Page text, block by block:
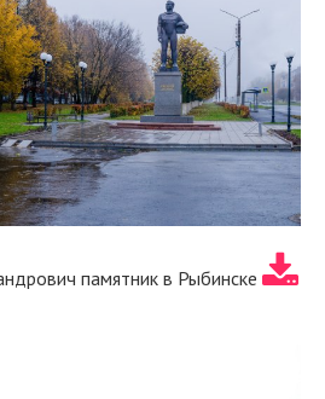
памятник в Рыбинске